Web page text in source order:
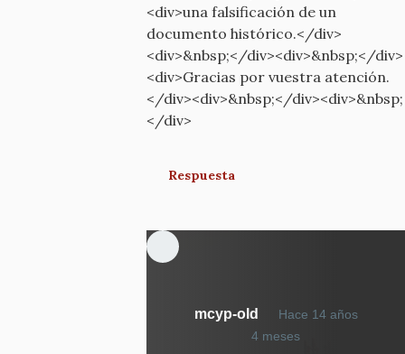
<div>una falsificación de un
documento histórico.</div>
<div>&nbsp;</div><div>&nbsp;</div>
<div>Gracias por vuestra atención.
</div><div>&nbsp;</div><div>&nbsp;
</div>
Respuesta
mcyp-old
Hace 14 años
4 meses